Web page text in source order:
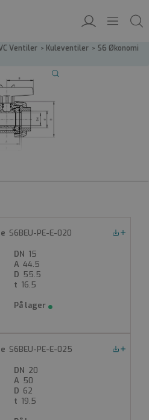
Ventiler / Kuleventiler / S6 Økonomi
S6 med PE krager
håndtak
S6BEU-PE-E-020
15
44.5
55.5
16.5
S6BEU-PE-E-025
20
50
62
19.5